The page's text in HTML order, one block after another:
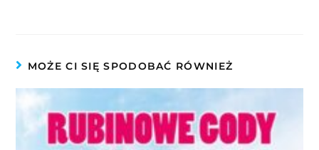
MOŻE CI SIĘ SPODOBAĆ RÓWNIEŻ